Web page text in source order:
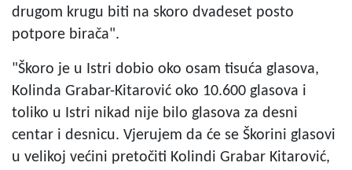
drugom krugu biti na skoro dvadeset posto
potpore birača".
"Škoro je u Istri dobio oko osam tisuća glasova,
Kolinda Grabar-Kitarović oko 10.600 glasova i
toliko u Istri nikad nije bilo glasova za desni
centar i desnicu. Vjerujem da će se Škorini glasovi
u velikoj većini pretočiti Kolindi Grabar Kitarović,